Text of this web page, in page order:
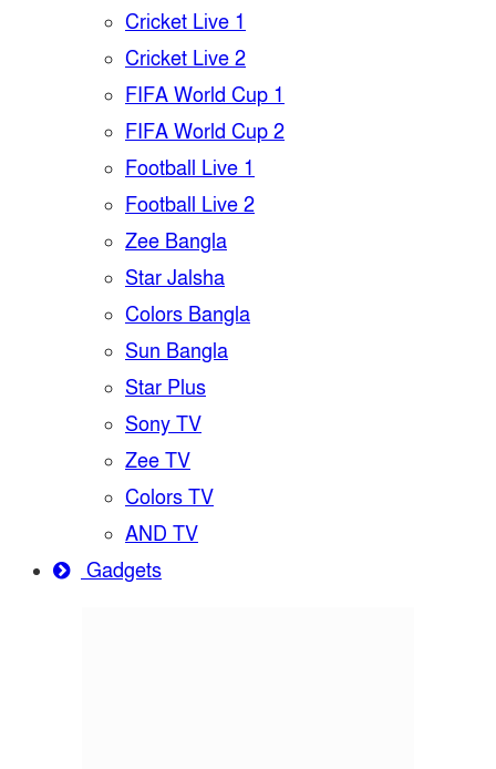
Cricket Live 1
Cricket Live 2
FIFA World Cup 1
FIFA World Cup 2
Football Live 1
Football Live 2
Zee Bangla
Star Jalsha
Colors Bangla
Sun Bangla
Star Plus
Sony TV
Zee TV
Colors TV
AND TV
Gadgets